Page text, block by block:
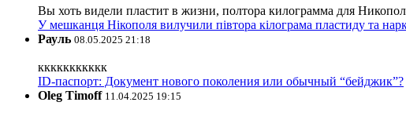
Вы хоть видели пластит в жизни, полтора килограмма для
У мешканця Нікополя вилучили півтора кілограма пластиду та
Рауль 08.05.2025 21:18
ккккккккккк
ID-паспорт: Документ нового поколения или обычный “бейджик”?
Oleg Timoff 11.04.2025 19:15